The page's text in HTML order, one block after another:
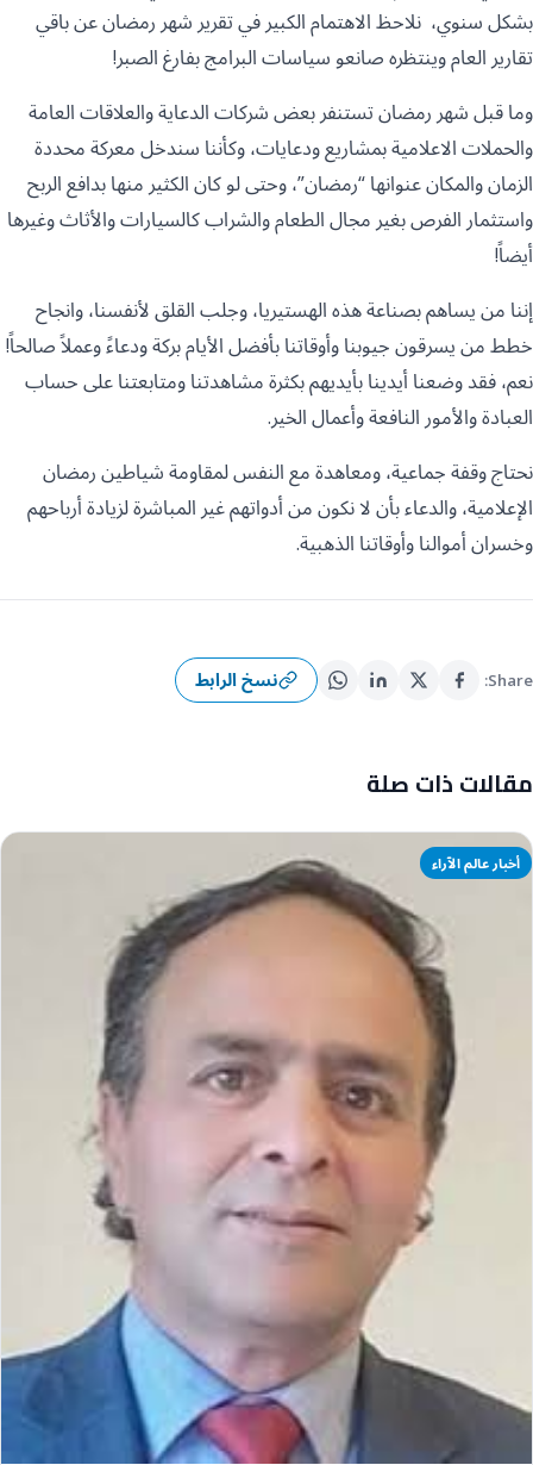
بشكل سنوي، نلاحظ الاهتمام الكبير في تقرير شهر رمضان عن باقي
تقارير العام وينتظره صانعو سياسات البرامج بفارغ الصبر!
وما قبل شهر رمضان تستنفر بعض شركات الدعاية والعلاقات العامة
والحملات الاعلامية بمشاريع ودعايات، وكأننا سندخل معركة محددة
الزمان والمكان عنوانها “رمضان”، وحتى لو كان الكثير منها بدافع الربح
واستثمار الفرص بغير مجال الطعام والشراب كالسيارات والأثاث وغيرها
أيضاً!
إننا من يساهم بصناعة هذه الهستيريا، وجلب القلق لأنفسنا، وانجاح
خطط من يسرقون جيوبنا وأوقاتنا بأفضل الأيام بركة ودعاءً وعملاً صالحاً!
نعم، فقد وضعنا أيدينا بأيديهم بكثرة مشاهدتنا ومتابعتنا على حساب
العبادة والأمور النافعة وأعمال الخير.
نحتاج وقفة جماعية، ومعاهدة مع النفس لمقاومة شياطين رمضان
الإعلامية، والدعاء بأن لا نكون من أدواتهم غير المباشرة لزيادة أرباحهم
وخسران أموالنا وأوقاتنا الذهبية.
Share: نسخ الرابط
مقالات ذات صلة
أخبار عالم الآراء